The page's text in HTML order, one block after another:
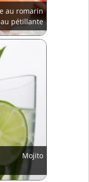
au romarin
pétillante
Mojito